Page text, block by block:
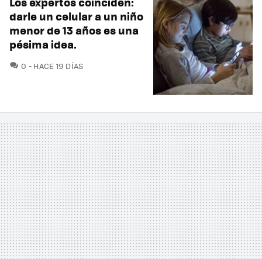
darle un celular a un niño
menor de 13 años es una
pésima idea.
0 COMENTARIOS
HACE 19 DÍAS